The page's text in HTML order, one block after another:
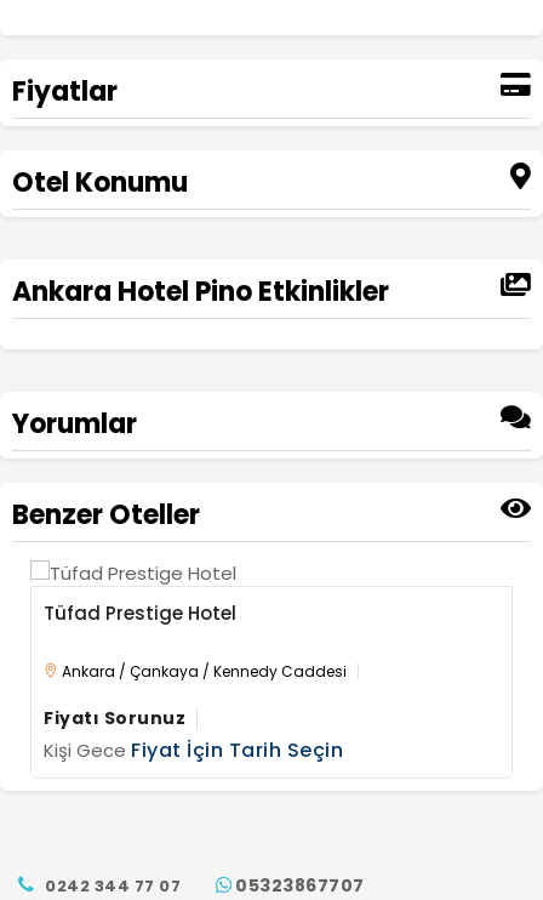
Fiyatlar
Otel Konumu
Ankara Hotel Pino Etkinlikler
Yorumlar
Yorumunuz
Benzer Oteller
Tüfad Prestige Hotel
Ankara / Çankaya / Kennedy Caddesi
Fiyatı Sorunuz
Kişi Gece Fiyat İçin Tarih Seçin
0242 344 77 07 05323867707